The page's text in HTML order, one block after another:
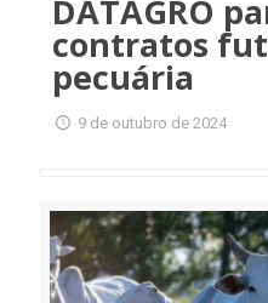
DATAGRO
contratos
pecuária
9 de outubro de 2024